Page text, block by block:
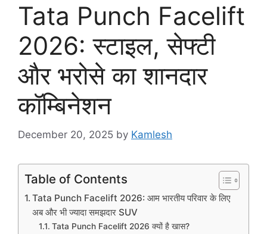
Tata Punch Facelift
2026: स्टाइल, सेफ्टी
और भरोसे का शानदार
कॉम्बिनेशन
December 20, 2025 by Kamlesh
Table of Contents
Tata Punch Facelift 2026: आम भारतीय परिवार के लिए
अब और भी ज्यादा समझदार SUV
Tata Punch Facelift 2026 क्यों है खास?